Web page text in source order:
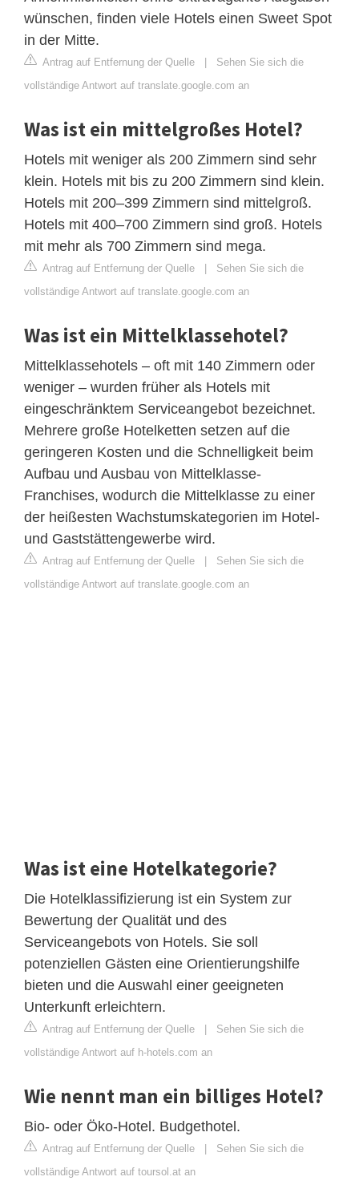
wünschen, finden viele Hotels einen Sweet Spot
in der Mitte.
Antrag auf Entfernung der Quelle | Sehen Sie sich die
vollständige Antwort auf translate.google.com an
Was ist ein mittelgroßes Hotel?
Hotels mit weniger als 200 Zimmern sind sehr
klein. Hotels mit bis zu 200 Zimmern sind klein.
Hotels mit 200–399 Zimmern sind mittelgroß.
Hotels mit 400–700 Zimmern sind groß. Hotels
mit mehr als 700 Zimmern sind mega.
Antrag auf Entfernung der Quelle | Sehen Sie sich die
vollständige Antwort auf translate.google.com an
Was ist ein Mittelklassehotel?
Mittelklassehotels – oft mit 140 Zimmern oder
weniger – wurden früher als Hotels mit
eingeschränktem Serviceangebot bezeichnet.
Mehrere große Hotelketten setzen auf die
geringeren Kosten und die Schnelligkeit beim
Aufbau und Ausbau von Mittelklasse-
Franchises, wodurch die Mittelklasse zu einer
der heißesten Wachstumskategorien im Hotel-
und Gaststättengewerbe wird.
Antrag auf Entfernung der Quelle | Sehen Sie sich die
vollständige Antwort auf translate.google.com an
Was ist eine Hotelkategorie?
Die Hotelklassifizierung ist ein System zur
Bewertung der Qualität und des
Serviceangebots von Hotels. Sie soll
potenziellen Gästen eine Orientierungshilfe
bieten und die Auswahl einer geeigneten
Unterkunft erleichtern.
Antrag auf Entfernung der Quelle | Sehen Sie sich die
vollständige Antwort auf h-hotels.com an
Wie nennt man ein billiges Hotel?
Bio- oder Öko-Hotel. Budgethotel.
Antrag auf Entfernung der Quelle | Sehen Sie sich die
vollständige Antwort auf toursol.at an